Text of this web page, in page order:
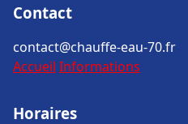
Contact
contact@chauffe-eau-70.fr
Accueil Informations
Horaires